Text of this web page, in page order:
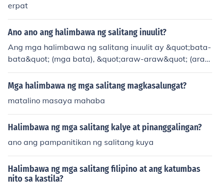
a salitang ito ay kadalasang nagpapahayag ng pagkil
os o estado na may kinalaman sa dalawahan o higit pa
ng elemento.
erpat
Ano ano ang halimbawa ng salitang inuulit?
Ang mga halimbawa ng salitang inuulit ay &quot;bata-
bata&quot; (mga bata), &quot;araw-araw&quot; (araw
-araw na gawain), at &quot;sama-sama&quot; (magka
sama). Ang pag-uulit ng salita ay karaniwang ginagam
aaari rin itong gamitin sa mga pang-uri at pandiwa, tul
ad ng &quot;tahimik-tahimik&quot; o &quot;takbo-takb
o.&quot;
Mga halimbawa ng mga salitang magkasalungat?
matalino masaya mahaba
Halimbawa ng mga salitang kalye at pinanggalingan?
ano ang pampanitikan ng salitang kuya
Halimbawa ng mga salitang filipino at ang katumbas
nito sa kastila?